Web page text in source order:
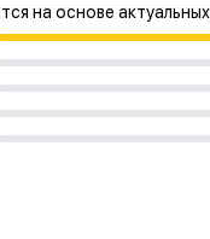
на основе